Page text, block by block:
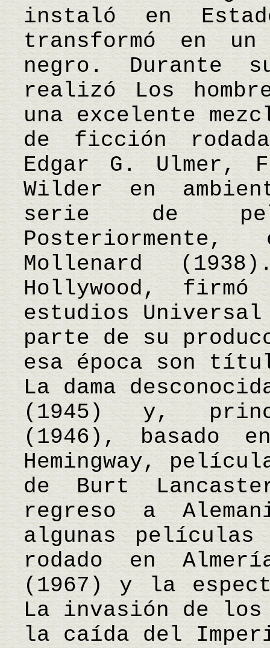
instaló en
transformó en
negro. Durante
realizó Los
una excelente
de ficción
Edgar G. Ulmer,
Wilder en
serie de
Mollenard
Hollywood,
estudios
parte de su
esa época son
La dama
(1945) y,
(1946), basado
Hemingway,
de Burt
regreso a
algunas
rodado en
(1967) y la
La invasión de los
la caída del